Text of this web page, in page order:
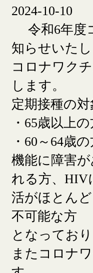
2024-10-10
令和6年度
知らせいたし
コロナワク
します。
定期接種の
・65歳以上
・60～64歳
機能に障害
れる方、HIV
活がほ
不可能な方
となっており
またコロナ